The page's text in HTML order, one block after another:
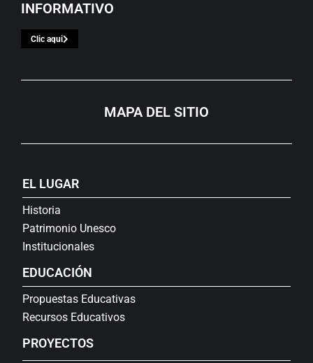
INFORMATIVO
Clic aqui
MAPA DEL SITIO
EL LUGAR
Historia
Patrimonio Unesco
Institucionales
EDUCACIÓN
Propuestas Educativas
Recursos Educativos
PROYECTOS